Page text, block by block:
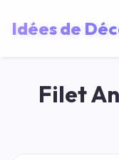
Idées de
Filet